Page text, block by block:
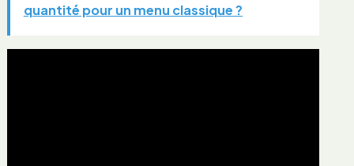
quantité pour un menu classique ?